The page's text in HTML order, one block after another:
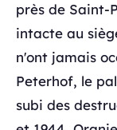
près de Saint-
intacte au
n'ont jamais
Peterhof, le
subi des